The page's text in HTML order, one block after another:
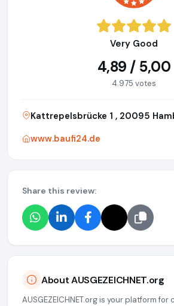
Very Good
4,89 / 5,00
4.975 votes
Kattrepelsbrücke 1 , 20095
www.baufi24.de
Share this review:
About AUSGEZEICHNET.org
AUSGEZEICHNET.org is your platform